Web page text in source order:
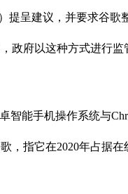
呈建议，并要求谷歌
政府以这种方式进行
能手机操作系统与
指它在2020年占据在